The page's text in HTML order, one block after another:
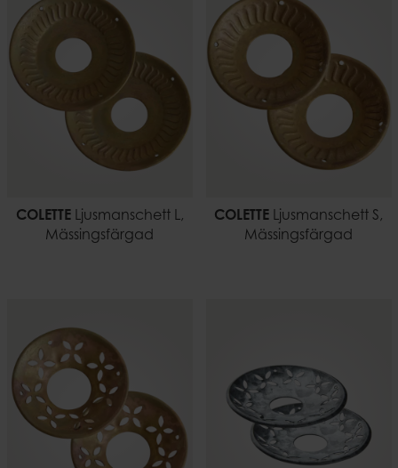
COLETTELjusmanschett L,
Mässingsfärgad
COLETTE Ljusmanschett S,
Mässingsfärgad